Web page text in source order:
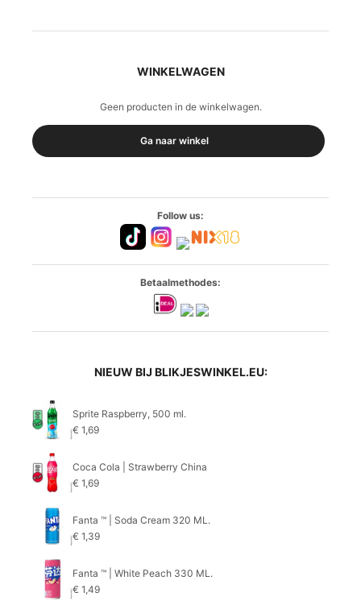
WINKELWAGEN
Geen producten in de winkelwagen.
Ga naar winkel
Follow us:
Betaalmethodes:
NIEUW BIJ BLIKJESWINKEL.EU:
Sprite Raspberry, 500 ml.
€ 1,69
Coca Cola | Strawberry China
€ 1,69
Fanta ™ | Soda Cream 320 ML.
€ 1,39
Fanta ™ | White Peach 330 ML.
€ 1,49